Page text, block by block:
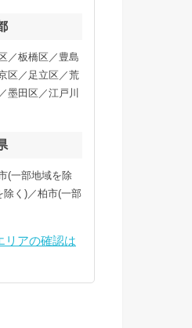
／板橋区／豊島
区／足立区／荒
墨田区／江戸川
(一部地域を除
除く)／柏市(一部
リアの確認は